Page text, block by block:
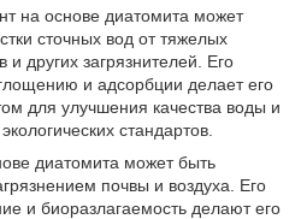
на основе диатомита может
сточных вод от тяжелых
других загрязнителей. Его
и адсорбции делает его
для улучшения качества воды и
стандартов.
диатомита может быть
почвы и воздуха. Его
и биоразлагаемость делают его